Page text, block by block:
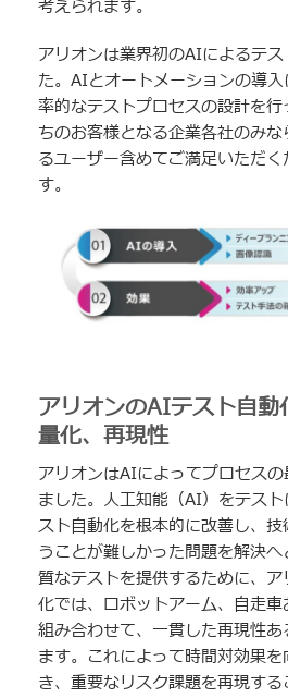
考えられます。
アリオンは業界初のAIによるテ
た。AIとオートメーションの導
率的なテストプロセスの設計を
ちのお客様となる企業各社のみ
るユーザー含めてご満足いただ
す。
アリオンのAIテスト自動
量化、再現性
アリオンはAIによってプロセス
ました。人工知能（AI）をテス
スト自動化を根本的に改善し、
うことが難しかった問題を解決
質なテストを提供するために、
化では、ロボットアーム、自走
組み合わせて、一貫した再現性
ます。これによって時間対効果
き、重要なリスク課題を再現する